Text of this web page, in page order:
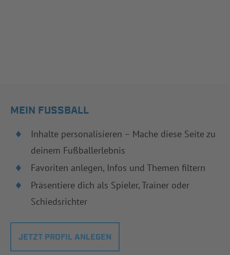
MEIN FUSSBALL
Inhalte personalisieren – Mache diese Seite zu
deinem Fußballerlebnis
Favoriten anlegen, Infos und Themen filtern
Präsentiere dich als Spieler, Trainer oder
Schiedsrichter
JETZT PROFIL ANLEGEN